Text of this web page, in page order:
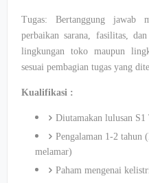
Tugas: Bertanggung jawab
perbaikan sarana, fasilitas,
lingkungan toko maupun
sesuai pembagian tugas yang
Kualifikasi :
Diutamakan lulusan
Pengalaman 1-2 tahun
melamar)
Paham mengenai